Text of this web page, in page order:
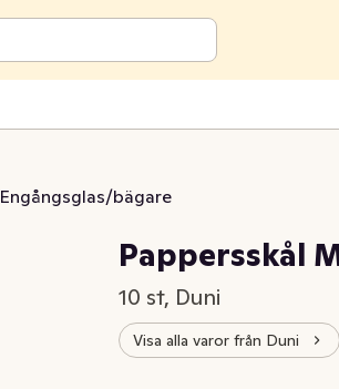
Engångsglas/bägare
Pappersskål
10 st, Duni
Visa alla varor från Duni